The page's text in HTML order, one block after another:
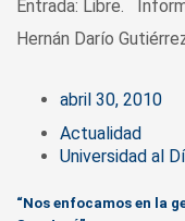
Entrada: Libre.
Hernán Darío
abril 30, 2010
Actualidad
Universidad al
“Nos enfocamos en la